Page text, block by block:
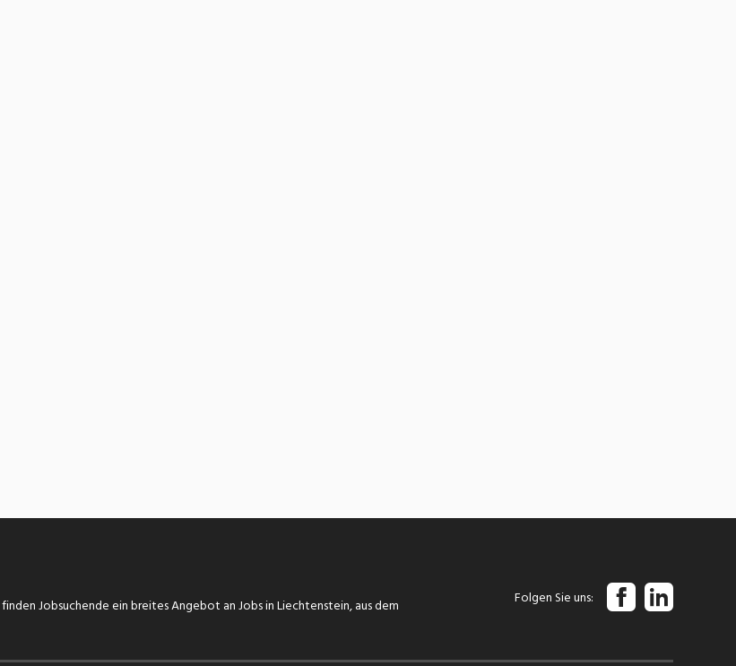
Jobsuchende ein breites Angebot an Jobs in Liechtenstein, aus dem
Folgen Sie uns